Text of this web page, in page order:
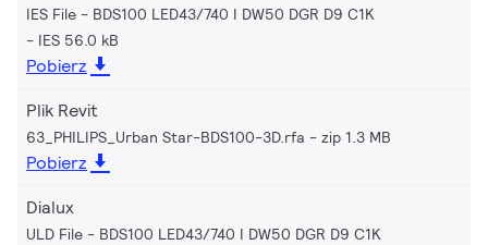
IES File - BDS100 LED43/740 I DW50 DGR D9 C1K
IES 56.0 kB
Pobierz
Plik Revit
63_PHILIPS_Urban Star-BDS100-3D.rfa zip 1.3 MB
Pobierz
Dialux
ULD File - BDS100 LED43/740 I DW50 DGR D9 C1K